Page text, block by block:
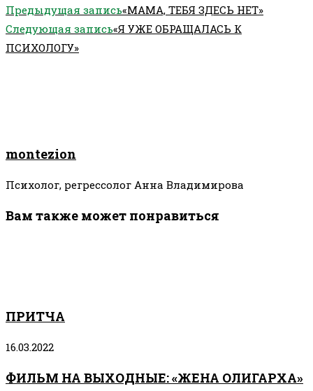
Еще
статьи
Предыдущая запись«МАМА, ТЕБЯ ЗДЕСЬ НЕТ»
Следующая запись«Я УЖЕ ОБРАЩАЛАСЬ К
ПСИХОЛОГУ»
montezion
Психолог, регрессолог Анна Владимирова
Вам также может понравиться
ПРИТЧА
16.03.2022
ФИЛЬМ НА ВЫХОДНЫЕ: «ЖЕНА ОЛИГАРХА»